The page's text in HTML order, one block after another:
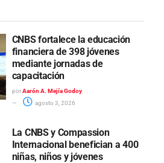
CNBS fortalece la educación
financiera de 398 jóvenes
mediante jornadas de
capacitación
por Aarón A. Mejía Godoy
agosto 3, 2026
La CNBS y Compassion
Internacional benefician a 400
niñas, niños y jóvenes